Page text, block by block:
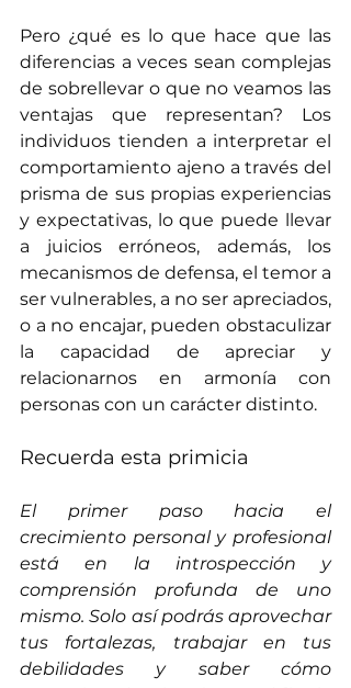
Pero ¿qué es lo que hace que las
diferencias a veces sean complejas
de sobrellevar o que no veamos las
ventajas que representan? Los
individuos tienden a interpretar el
comportamiento ajeno a través del
prisma de sus propias experiencias
y expectativas, lo que puede llevar
a juicios erróneos, además, los
mecanismos de defensa, el temor a
ser vulnerables, a no ser apreciados,
o a no encajar, pueden obstaculizar
la capacidad de apreciar y
relacionarnos en armonía con
personas con un carácter distinto.
Recuerda esta primicia
El primer paso hacia el
crecimiento personal y profesional
está en la introspección y
comprensión profunda de uno
mismo. Solo así podrás aprovechar
tus fortalezas, trabajar en tus
debilidades y saber cómo